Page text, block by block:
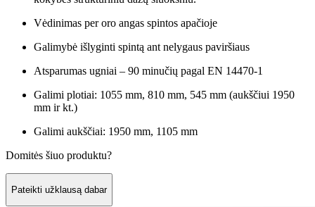
Vėdinimas per oro angas spintos apačioje
Galimybė išlyginti spintą ant nelygaus paviršiaus
Atsparumas ugniai – 90 minučių pagal EN 14470-1
Galimi plotiai: 1055 mm, 810 mm, 545 mm (aukščiui 1950
mm ir kt.)
Galimi aukščiai: 1950 mm, 1105 mm
Domitės šiuo produktu?
Pateikti užklausą dabar